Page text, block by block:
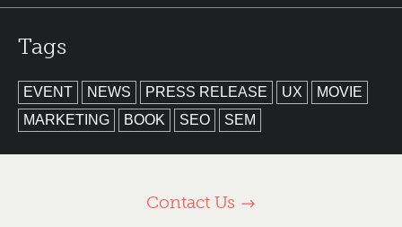
Tags
EVENT NEWS PRESS RELEASE UX
MOVIE
MARKETING
BOOK SEO SEM
Contact Us